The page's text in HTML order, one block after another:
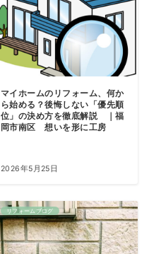
マイホームのリフォーム、何か
ら始める？後悔しない「優先順
位」の決め方を徹底解説 ｜福
岡市南区 想いを形に工房
2026年5月25日
リフォームブログ